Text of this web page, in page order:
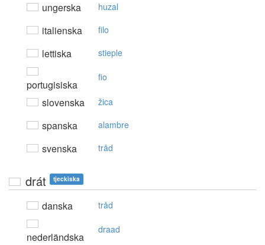
ungerska huzal
italienska filo
lettiska stieple
portugisiska
fio
slovenska žica
spanska alambre
svenska tråd
drát tjeckiska
danska tråd
nederländska
draad